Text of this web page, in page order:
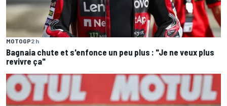
MOTOGP2 h
Bagnaia chute et s'enfonce un peu plus : "Je ne veux plus
revivre ça"